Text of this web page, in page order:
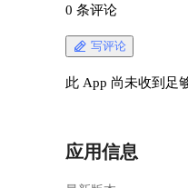
0 条评论
写评论
此 App 尚未收到足
应用信息